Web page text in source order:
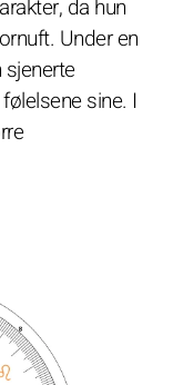
da hun
Under en
sine. I